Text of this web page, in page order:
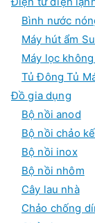
Bình nước
Máy hút ẩm
Máy lọc
Tủ Đông Tủ
Đồ gia dụng
Bộ nồi anod
Bộ nồi chảo
Bộ nồi inox
Bộ nồi nhôm
Cây lau nhà
Chảo chống